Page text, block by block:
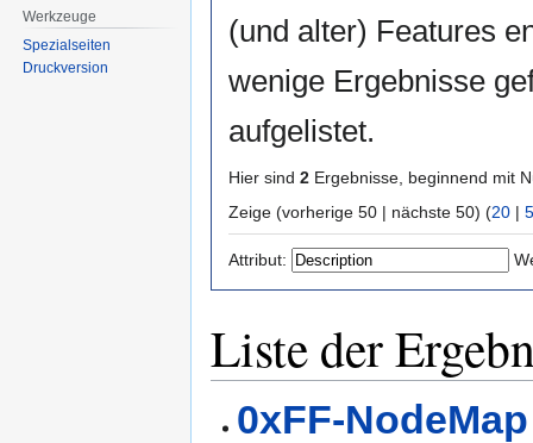
(und alter) Features
wenige Ergebnisse
aufgelistet.
Hier sind 2 Ergebnisse, beginnend mit
Zeige (vorherige 50 | nächste 50) (20 |
Attribut:
Liste der
0xFF-NodeMap
Werkzeuge
Spezialseiten
Druckversion